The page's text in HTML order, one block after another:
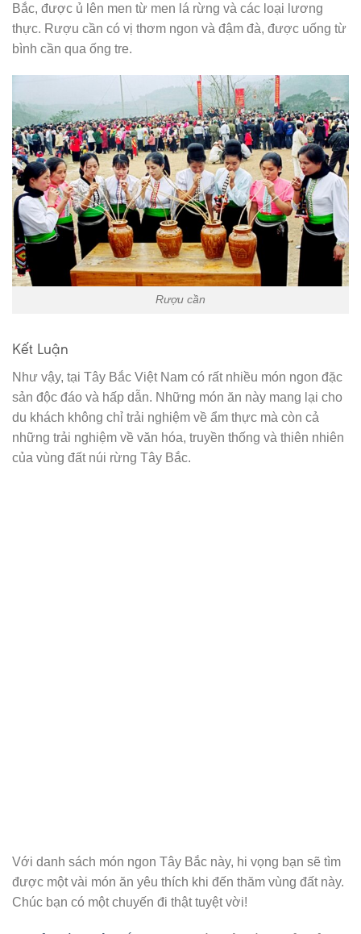
Bắc, được ủ lên men từ men lá rừng và các loại lương
thực. Rượu cần có vị thơm ngon và đậm đà, được uống từ
bình cần qua ống tre.
Rượu cần
Kết Luận
Như vậy, tại Tây Bắc Việt Nam có rất nhiều món ngon đặc
sản độc đáo và hấp dẫn. Những món ăn này mang lại cho
du khách không chỉ trải nghiệm về ẩm thực mà còn cả
những trải nghiệm về văn hóa, truyền thống và thiên nhiên
của vùng đất núi rừng Tây Bắc.
Với danh sách món ngon Tây Bắc này, hi vọng bạn sẽ tìm
được một vài món ăn yêu thích khi đến thăm vùng đất này.
Chúc bạn có một chuyến đi thật tuyệt vời!